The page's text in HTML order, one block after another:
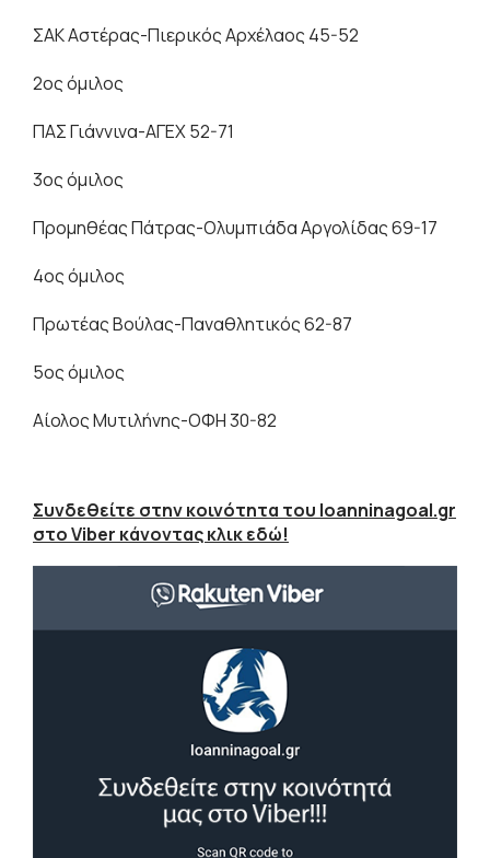
ΣΑΚ Αστέρας-Πιερικός Αρχέλαος 45-52
2ος όμιλος
ΠΑΣ Γιάννινα-ΑΓΕΧ 52-71
3ος όμιλος
Προμηθέας Πάτρας-Ολυμπιάδα Αργολίδας 69-17
4ος όμιλος
Πρωτέας Βούλας-Παναθλητικός 62-87
5ος όμιλος
Αίολος Μυτιλήνης-ΟΦΗ 30-82
Συνδεθείτε στην κοινότητα του Ioanninagoal.gr
στο Viber κάνοντας κλικ εδώ!